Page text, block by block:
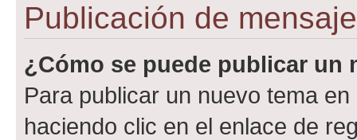
Publicación de
¿Cómo se puede publicar un
Para publicar un nuevo tema
haciendo clic en el enlace de